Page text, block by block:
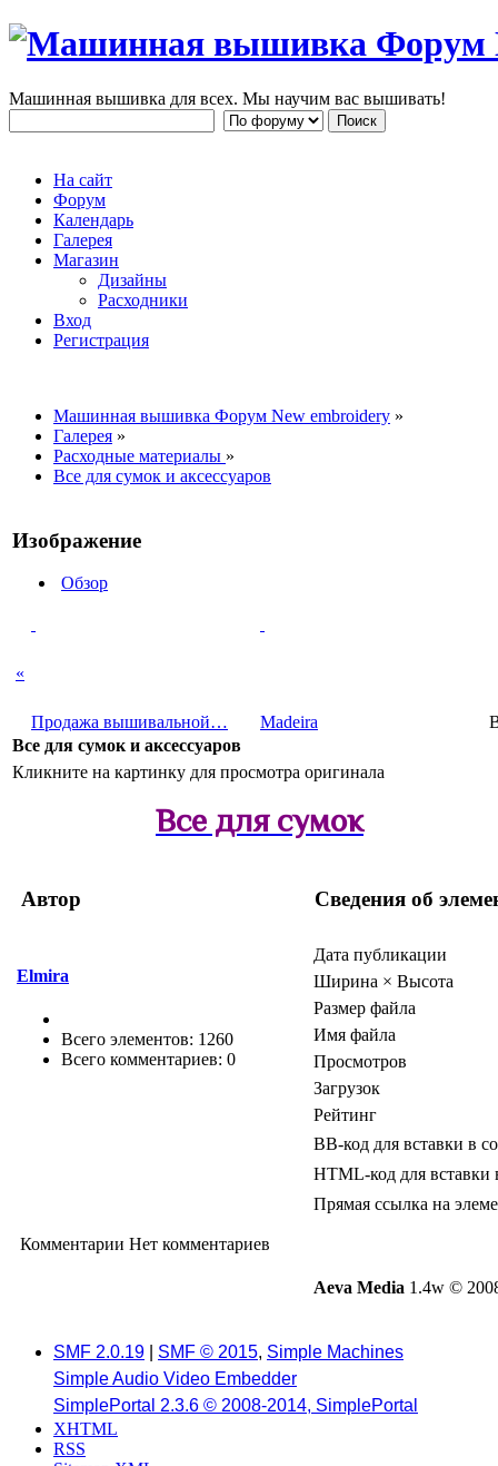
Машинная вышивка для всех. Мы научим вас вышивать!
На сайт
Форум
Календарь
Галерея
Магазин
Дизайны
Расходники
Вход
Регистрация
Машинная вышивка Форум New embroidery »
Галерея »
Расходные материалы »
Все для сумок и аксессуаров
Изображение
Обзор
«
Продажа вышивальной… Madeira
Все для сумок и аксессуаров
Кликните на картинку для просмотра оригинала
Все для сумок
Автор Сведения об
Elmira
Всего элементов: 1260
Всего комментариев: 0
Дата публикации
Ширина × Высота
Размер файла
Имя файла
Просмотров
Загрузок
Рейтинг
BB-код для вставки в
HTML-код для вставки
Прямая ссылка на
Комментарии Нет комментариев
Aeva Media 1.4w ©
SMF 2.0.19 SMF © 2015, Simple Machines
Simple Audio Video Embedder
SimplePortal 2.3.6 © 2008-2014, SimplePortal
XHTML
RSS